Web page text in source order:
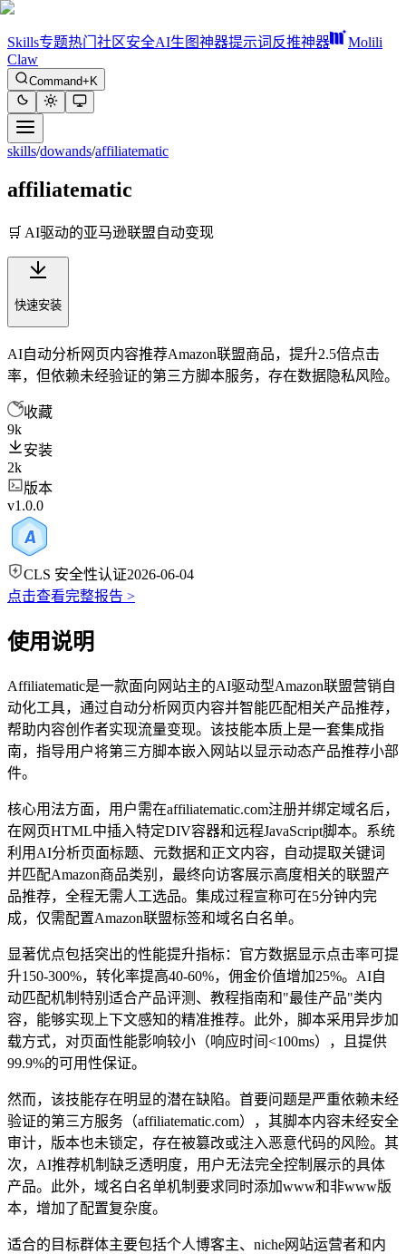
Skills专题热门 社区安全AI生图神器提示词反推神器
Molili
Claw
Command+K
skills/dowands/affiliatematic
affiliatematic
🛒 AI驱动的亚马逊联盟自动变现
快速安装
AI自动分析网页内容推荐Amazon联盟商品，提升2.5倍点击
率，但依赖未经验证的第三方脚本服务，存在数据隐私风险。
收藏
9k
安装
2k
版本
v1.0.0
CLS 安全性认证2026-06-04
点击查看完整报告 >
使用说明
Affiliatematic是一款面向网站主的AI驱动型Amazon联盟营销自
动化工具，通过自动分析网页内容并智能匹配相关产品推荐，
帮助内容创作者实现流量变现。该技能本质上是一套集成指
南，指导用户将第三方脚本嵌入网站以显示动态产品推荐小部
件。
核心用法方面，用户需在affiliatematic.com注册并绑定域名后，
在网页HTML中插入特定DIV容器和远程JavaScript脚本。系统
利用AI分析页面标题、元数据和正文内容，自动提取关键词
并匹配Amazon商品类别，最终向访客展示高度相关的联盟产
品推荐，全程无需人工选品。集成过程宣称可在5分钟内完
成，仅需配置Amazon联盟标签和域名白名单。
显著优点包括突出的性能提升指标：官方数据显示点击率可提
升150-300%，转化率提高40-60%，佣金价值增加25%。AI自
动匹配机制特别适合产品评测、教程指南和"最佳产品"类内
容，能够实现上下文感知的精准推荐。此外，脚本采用异步加
载方式，对页面性能影响较小（响应时间<100ms），且提供
99.9%的可用性保证。
然而，该技能存在明显的潜在缺陷。首要问题是严重依赖未经
验证的第三方服务（affiliatematic.com），其脚本内容未经安全
审计，版本也未锁定，存在被篡改或注入恶意代码的风险。其
次，AI推荐机制缺乏透明度，用户无法完全控制展示的具体
产品。此外，域名白名单机制要求同时添加www和非www版
本，增加了配置复杂度。
适合的目标群体主要包括个人博客主、niche网站运营者和内